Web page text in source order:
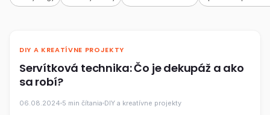
DIY A KREATÍVNE PROJEKTY
Servítková technika: Čo je dekupáž a ako
sa robí?
06.08.2024 5 min čítania DIY a kreatívne projekty